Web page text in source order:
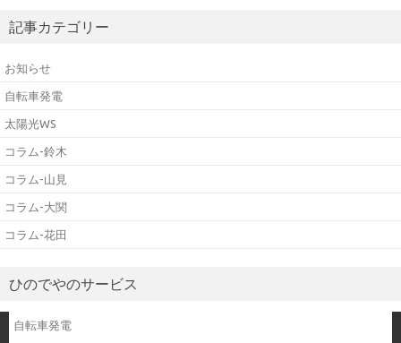
記事カテゴリー
お知らせ
自転車発電
太陽光WS
コラム-鈴木
コラム-山見
コラム-大関
コラム-花田
ひのでやのサービス
自転車発電